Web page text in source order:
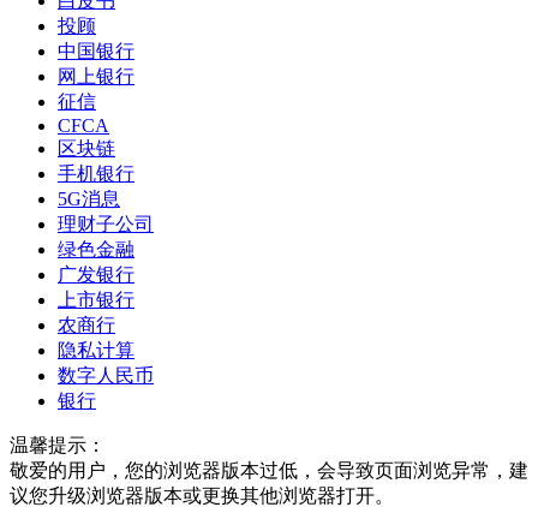
投顾
中国银行
网上银行
征信
CFCA
区块链
手机银行
5G消息
理财子公司
绿色金融
广发银行
上市银行
农商行
隐私计算
数字人民币
银行
温馨提示：
敬爱的用户，您的浏览器版本过低，会导致页面浏览异常，建
议您升级浏览器版本或更换其他浏览器打开。